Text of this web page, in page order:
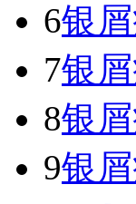
6银
7银
8银
9银